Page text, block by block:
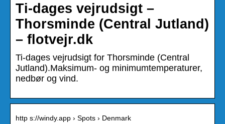
Ti-dages vejrudsigt –
Thorsminde (Central Jutland)
– flotvejr.dk
Ti-dages vejrudsigt for Thorsminde (Central
Jutland).Maksimum- og minimumtemperaturer,
nedbør og vind.
http s://windy.app › Spots › Denmark